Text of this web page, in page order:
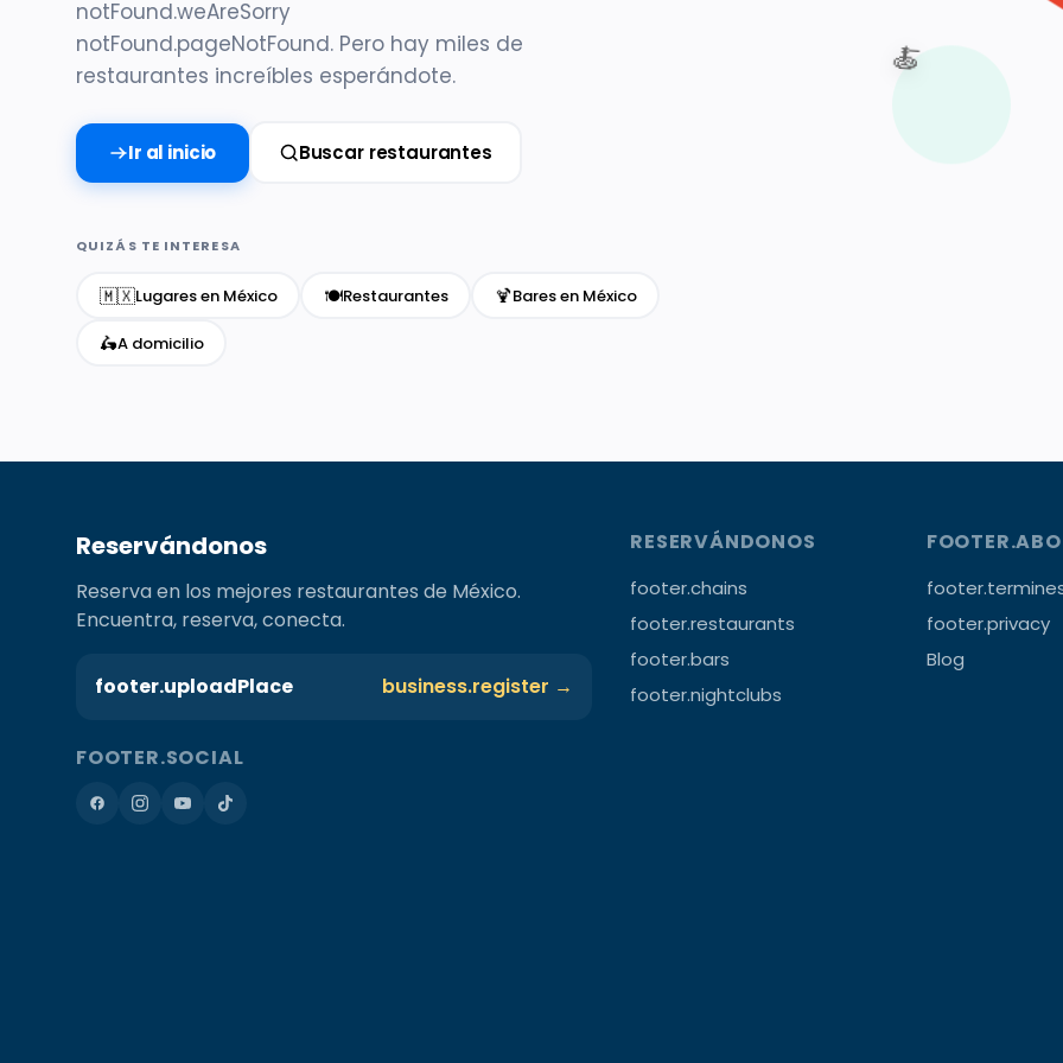
notFound.weAreSorry
notFound.pageNotFound. Pero hay miles de
restaurantes increíbles esperándote.
Ir al inicio Buscar restaurantes
QUIZÁS TE INTERESA
🇲🇽Lugares en México 🍽️Restaurantes 🍹Bares en México
🛵A domicilio
🍝
Reservándonos
Reserva en los mejores restaurantes de México.
Encuentra, reserva, conecta.
footer.uploadPlace business.register →
FOOTER.SOCIAL
RESERVÁNDONOS
footer.chains
footer.restaurants
footer.bars
footer.nightclubs
footer.privacy
Blog